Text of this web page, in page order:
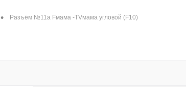
• Разъём №11а Fмама -TVмама угловой (F10)